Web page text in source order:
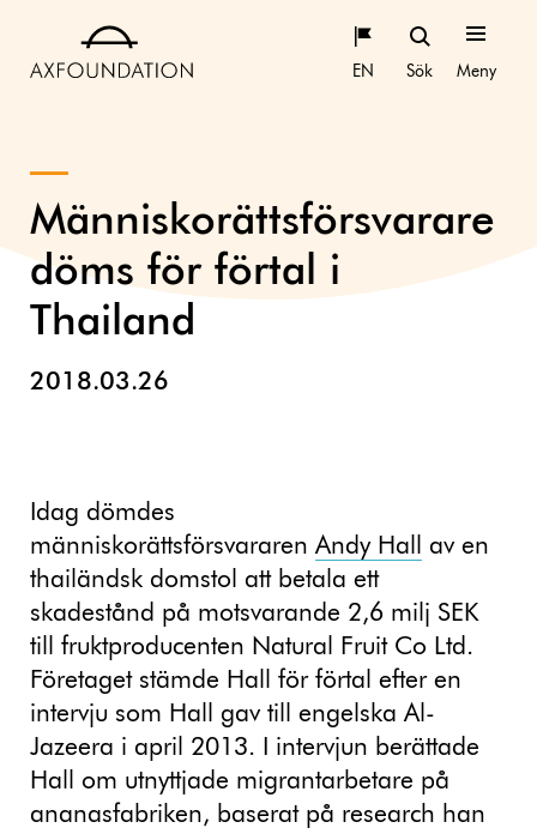
EN Sök Meny
Människorättsförsvarare
döms för förtal i
Thailand
2018.03.26
Idag dömdes
människorättsförsvararen Andy Hall
av en
thailändsk domstol att betala ett
skadestånd på motsvarande 2,6 milj SEK
till fruktproducenten Natural Fruit Co Ltd.
Företaget stämde Hall för förtal efter en
intervju som Hall gav till engelska Al-
Jazeera i april 2013. I intervjun berättade
Hall om utnyttjade migrantarbetare på
ananasfabriken, baserat på research han